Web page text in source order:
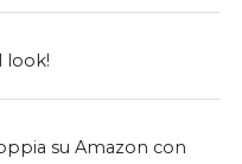
look!
su Amazon con